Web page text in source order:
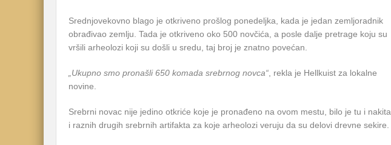
Srednjovekovno blago je otkriveno prošlog ponedeljka, kada je jedan zemljoradnik
obrađivao zemlju. Tada je otkriveno oko 500 novčića, a posle dalje pretrage koju su
vršili arheolozi koji su došli u sredu, taj broj je znatno povećan.
„Ukupno smo pronašli 650 komada srebrnog novca“ , rekla je Hellkuist za lokalne
novine.
Srebrni novac nije jedino otkriće koje je pronađeno na ovom mestu, bilo je tu i nakita
i raznih drugih srebrnih artifakta za koje arheolozi veruju da su delovi drevne sekire.